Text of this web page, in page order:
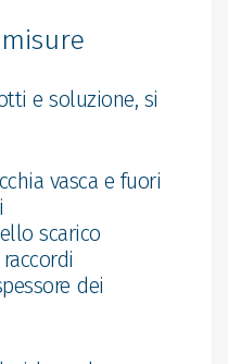
e soluzione, si
vasca e fuori
scarico
dei